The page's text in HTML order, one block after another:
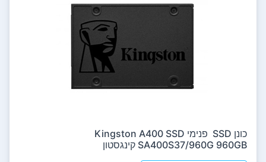
כונן SSD ‏ ‏פנימי Kingston A400 SSD
SA400S37/960G 960GB קינגסטון